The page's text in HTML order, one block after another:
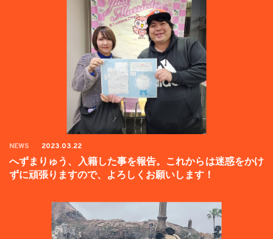
NEWS 2023.03.22
へずまりゅう、入籍した事を報告。これからは迷惑をかけ
ずに頑張りますので、よろしくお願いします！